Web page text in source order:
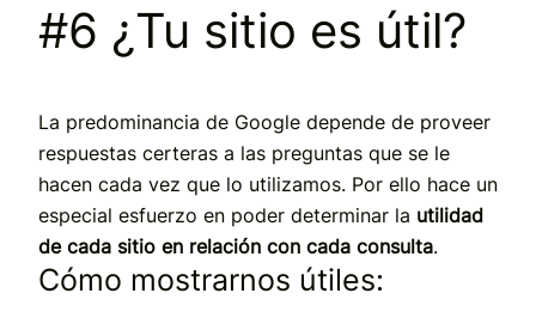
#6 ¿Tu sitio es útil?
La predominancia de Google depende de proveer
respuestas certeras a las preguntas que se le
hacen cada vez que lo utilizamos. Por ello hace un
especial esfuerzo en poder determinar la utilidad
de cada sitio en relación con cada consulta.
Cómo mostrarnos útiles: